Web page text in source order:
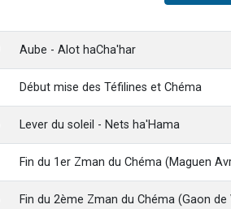
Aube - Alot haCha'har
Début mise des Téfilines et Chéma
Lever du soleil - Nets ha'Hama
Fin du 1er Zman du Chéma (Maguen
Fin du 2ème Zman du Chéma (Gaon de